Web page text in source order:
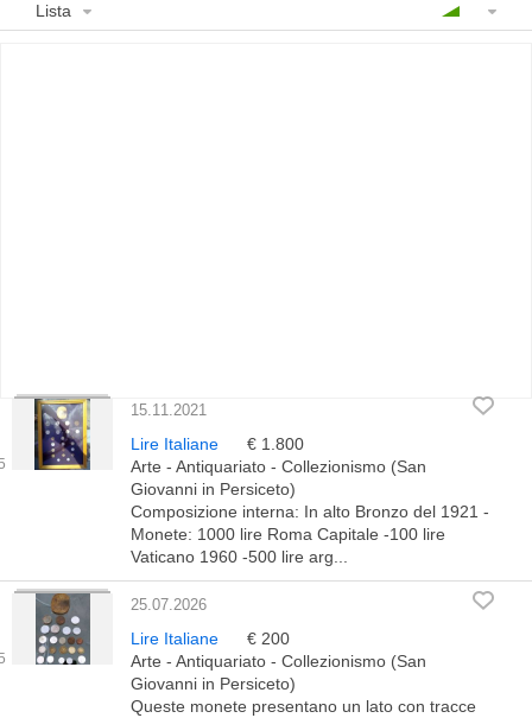
Lista
15.11.2021
Lire Italiane
€ 1.800
Arte - Antiquariato - Collezionismo (San
Giovanni in Persiceto)
Composizione interna: In alto Bronzo del 1921 -
Monete: 1000 lire Roma Capitale -100 lire
Vaticano 1960 -500 lire arg...
25.07.2026
Lire Italiane
€ 200
Arte - Antiquariato - Collezionismo (San
Giovanni in Persiceto)
Queste monete presentano un lato con tracce